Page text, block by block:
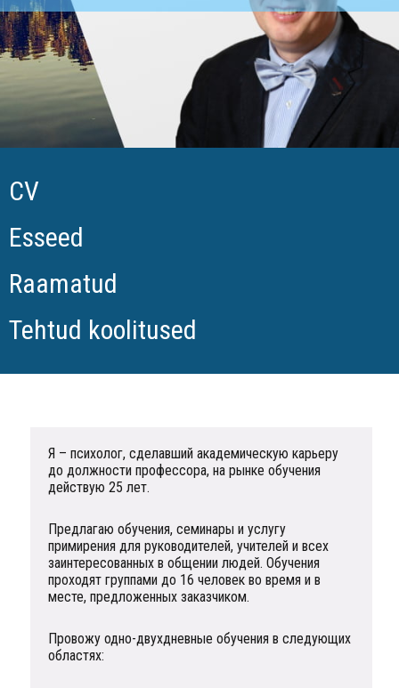
CV
Esseed
Raamatud
Tehtud koolitused
Я – психолог, сделавший академическую карьеру
до должности профессора, на рынке обучения
действую 25 лет.
Предлагаю обучения, семинары и услугу
примирения для руководителей, учителей и всех
заинтересованных в общении людей. Обучения
проходят группами до 16 человек во время и в
месте, предложенных заказчиком.
Провожу одно-двухдневные обучения в следующих
областях: